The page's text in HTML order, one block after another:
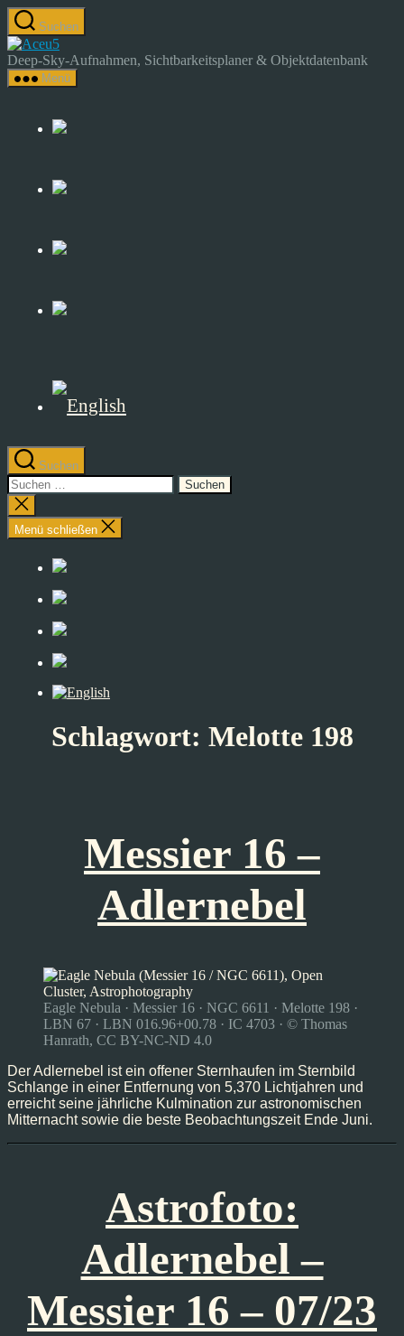
Zum
Inhalt
springen
Suchen
Astrocamp
–
Astrofotografie
Sky-
Deep-Sky-Aufnahmen, Sichtbarkeitsplaner & Objektdatenbank
Menü
Suchen
Suchen
nach:
Suche
schließen
Menü schließen
Schlagwort: Melotte 198
Messier 16 –
Adlernebel
Eagle Nebula · Messier 16 · NGC 6611 · Melotte 198 ·
LBN 67 · LBN 016.96+00.78 · IC 4703 · © Thomas
Hanrath, CC BY-NC-ND 4.0
Der Adlernebel ist ein offener Sternhaufen im Sternbild
Schlange in einer Entfernung von 5,370 Lichtjahren und
erreicht seine jährliche Kulmination zur astronomischen
Mitternacht sowie die beste Beobachtungszeit Ende Juni.
Astrofoto:
Adlernebel –
Messier 16 – 07/23